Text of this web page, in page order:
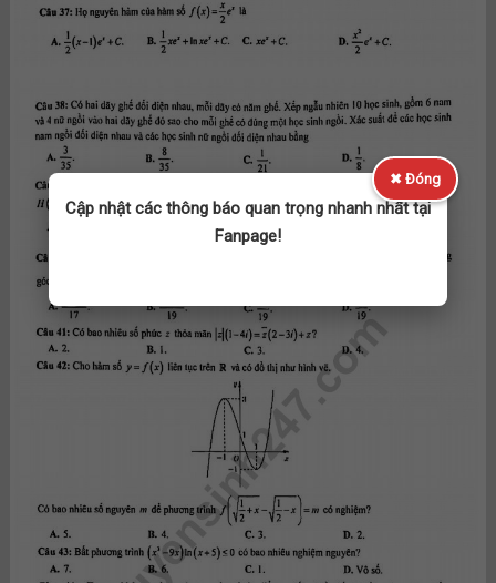
✖ Đóng
Cập nhật các thông báo quan trọng nhanh nhất tại
Fanpage!